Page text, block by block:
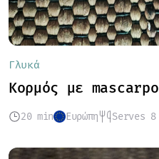
Γλυκά
Κορμός με
20 min Ευρώπη Serves 8